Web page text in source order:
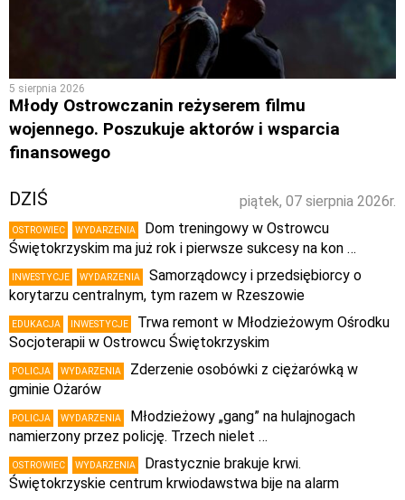
5 sierpnia 2026
Młody Ostrowczanin reżyserem filmu
wojennego. Poszukuje aktorów i wsparcia
finansowego
piątek, 07 sierpnia 2026r.
DZIŚ
OSTROWIEC WYDARZENIA
Dom treningowy w Ostrowcu
Świętokrzyskim ma już rok i pierwsze sukcesy na kon …
INWESTYCJE WYDARZENIA
Samorządowcy i przedsiębiorcy o
korytarzu centralnym, tym razem w Rzeszowie
EDUKACJA INWESTYCJE
Trwa remont w Młodzieżowym Ośrodku
Socjoterapii w Ostrowcu Świętokrzyskim
POLICJA WYDARZENIA
Zderzenie osobówki z ciężarówką w
gminie Ożarów
POLICJA WYDARZENIA
Młodzieżowy „gang” na hulajnogach
namierzony przez policję. Trzech nielet …
OSTROWIEC WYDARZENIA
Drastycznie brakuje krwi.
Świętokrzyskie centrum krwiodawstwa bije na alarm